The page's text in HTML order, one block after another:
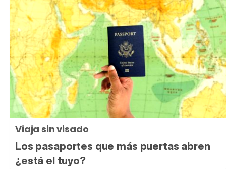
Viaja sin visado
Los pasaportes que más puertas abren
¿está el tuyo?